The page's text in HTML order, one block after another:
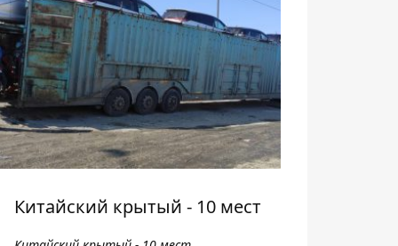
Китайский крытый - 10 мест